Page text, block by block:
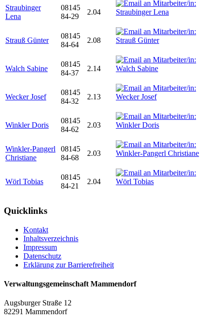
Straubinger
Lena
08145
84-29
2.04
Strauß Günter
08145
84-64
2.08
Walch Sabine
08145
84-37
2.14
Wecker Josef
08145
84-32
2.13
Winkler Doris
08145
84-62
2.03
Winkler-Pangerl
Christiane
08145
84-68
2.03
Wörl Tobias
08145
84-21
2.04
Quicklinks
Kontakt
Inhaltsverzeichnis
Impressum
Datenschutz
Erklärung zur Barrierefreiheit
Verwaltungsgemeinschaft Mammendorf
Augsburger Straße 12
82291 Mammendorf